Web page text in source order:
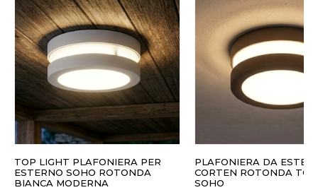
TOP LIGHT PLAFONIERA PER
ESTERNO SOHO ROTONDA
BIANCA MODERNA
PLAFONIERA DA
CORTEN ROTONDA
SOHO